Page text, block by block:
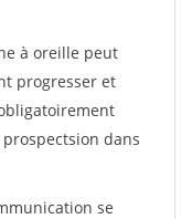
à oreille peut
progresser et
dans
se